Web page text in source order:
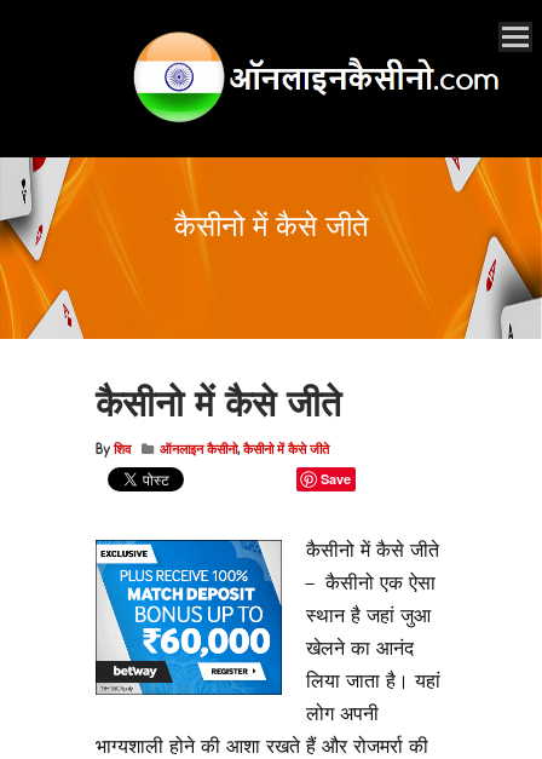
कैसीनो में कैसे जीते
कैसीनो में कैसे जीते
Byशिव ऑनलाइन कैसीनो,कैसीनो में कैसे जीते
Save
कैसीनो में कैसे जीते
– कैसीनो एक ऐसा
स्थान है जहां जुआ
खेलने का आनंद
लिया जाता है। यहां
लोग अपनी
भाग्यशाली होने की आशा रखते हैं और रोजमर्रा की